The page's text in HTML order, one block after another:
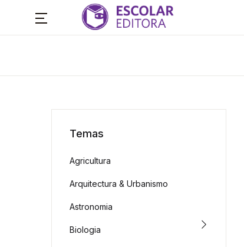
Temas
Agricultura
Arquitectura & Urbanismo
Astronomia
Biologia